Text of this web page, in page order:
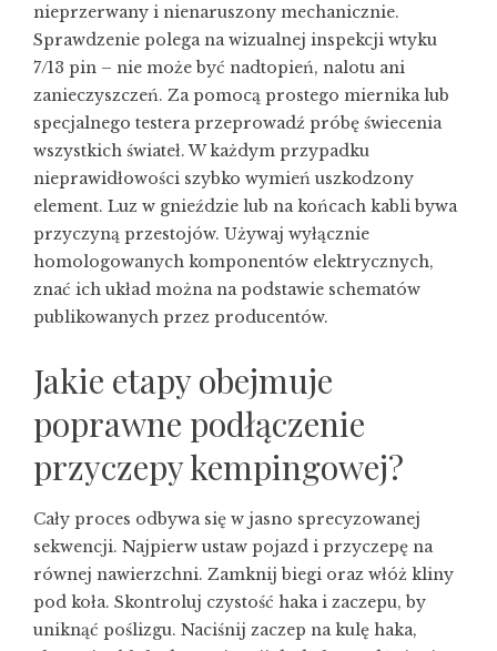
nieprzerwany i nienaruszony mechanicznie.
Sprawdzenie polega na wizualnej inspekcji wtyku
7/13 pin – nie może być nadtopień, nalotu ani
zanieczyszczeń. Za pomocą prostego miernika lub
specjalnego testera przeprowadź próbę świecenia
wszystkich świateł. W każdym przypadku
nieprawidłowości szybko wymień uszkodzony
element. Luz w gnieździe lub na końcach kabli bywa
przyczyną przestojów. Używaj wyłącznie
homologowanych komponentów elektrycznych,
znać ich układ można na podstawie schematów
publikowanych przez producentów.
Jakie etapy obejmuje
poprawne podłączenie
przyczepy kempingowej?
Cały proces odbywa się w jasno sprecyzowanej
sekwencji. Najpierw ustaw pojazd i przyczepę na
równej nawierzchni. Zamknij biegi oraz włóż kliny
pod koła. Skontroluj czystość haka i zaczepu, by
uniknąć poślizgu. Naciśnij zaczep na kulę haka,